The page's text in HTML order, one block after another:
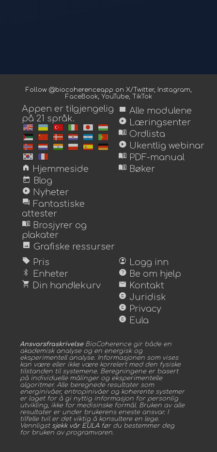
Follow @biocoherenceapp on X/Twitter, Instagram
FaceBook, YouTube, TikTok
Appen er tilgjengelig
på 21 språk.
home Hjemmeside
today Blog
play_circle Nyheter
forum Fantastiske
attester
menu_book Brosjyrer og
plakater
image Grafiske ressurser
view_module Alle modulene
play_circle Læringsenter
menu_book Ordlista
play_circle Ukentlig webinar
menu_book PDF-manual
menu_book Bøker
sell Pris
bluetooth Enheter
shopping_cart Din handlekurv
account_circle Logg inn
help Be om hjelp
mail Kontakt
copyright Juridisk
copyright Privacy
copyright Eula
AnsvarsfraskrivelseBioCoherence gir både en
akademisk analyse og en energisk og
eksperimentell analyse. Informasjonen som vises
kan være eller ikke være korrelert med den fysiske
tilstanden til systemene. Beregningene er basert
på individuelle målinger og eksperimentelle
algoritmer. Alle beregnede resultater som
energinivåer, entropinivåer og koherente systemer
er laget for å gi nyttig informasjon for personlig
utvikling, ikke for medisinske formål. Bruken av alle
resultater er under brukerens eneste ansvar. I
tilfelle tvil er det viktig å konsultere en lege.
Vennligst sjekk vår EULA før du bestemmer deg
for bruken av programvaren.